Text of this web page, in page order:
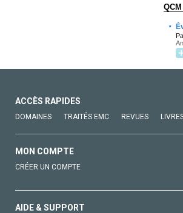
QCM
·
ACCÈS RAPIDES
DOMAINES TRAITÉS EMC REVUES
MON COMPTE
CRÉER UN COMPTE
AIDE & SUPPORT